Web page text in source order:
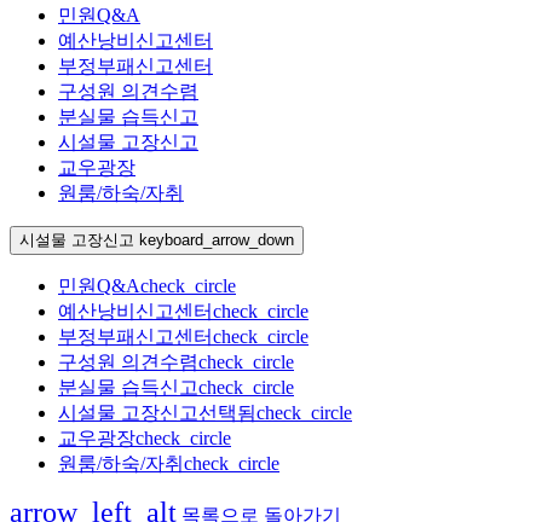
민원Q&A
예산낭비신고센터
부정부패신고센터
구성원 의견수렴
분실물 습득신고
시설물 고장신고
교우광장
원룸/하숙/자취
시설물 고장신고 keyboard_arrow_down
민원Q&Acheck_circle
예산낭비신고센터check_circle
부정부패신고센터check_circle
구성원 의견수렴check_circle
분실물 습득신고check_circle
시설물 고장신고선택됨check_circle
교우광장check_circle
원룸/하숙/자취 check_circle
arrow_left_alt 목록으로 돌아가기